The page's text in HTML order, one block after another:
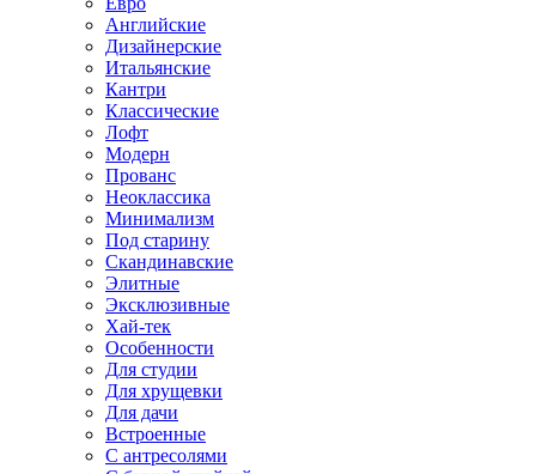
Английские
Дизайнерские
Итальянские
Кантри
Классические
Лофт
Модерн
Прованс
Неоклассика
Минимализм
Под старину
Скандинавские
Элитные
Эксклюзивные
Хай-тек
Особенности
Для студии
Для хрущевки
Для дачи
Встроенные
С антресолями